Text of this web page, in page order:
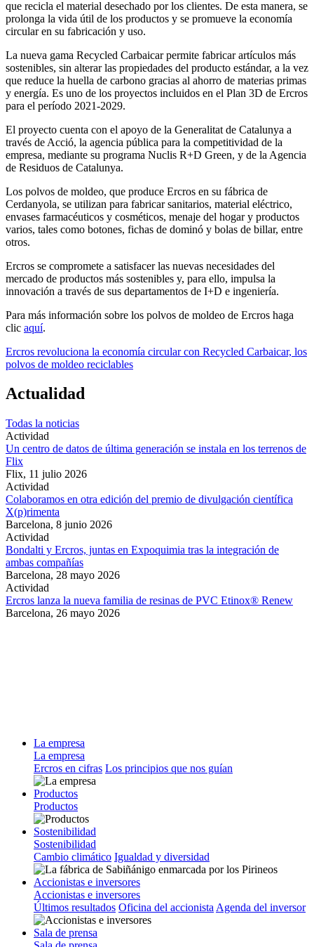
que recicla el material desechado por los clientes. De esta manera, se
prolonga la vida útil de los productos y se promueve la economía
circular en su fabricación y uso.
La nueva gama Recycled Carbaicar permite fabricar artículos más
sostenibles, sin alterar las propiedades del producto estándar, a la vez
que reduce la huella de carbono gracias al ahorro de materias primas
y energía. Es uno de los proyectos incluidos en el Plan 3D de Ercros
para el período 2021-2029.
El proyecto cuenta con el apoyo de la Generalitat de Catalunya a
través de Acció, la agencia pública para la competitividad de la
empresa, mediante su programa Nuclis R+D Green, y de la Agencia
de Residuos de Catalunya.
Los polvos de moldeo, que produce Ercros en su fábrica de
Cerdanyola, se utilizan para fabricar sanitarios, material eléctrico,
envases farmacéuticos y cosméticos, menaje del hogar y productos
varios, tales como botones, fichas de dominó y bolas de billar, entre
otros.
Ercros se compromete a satisfacer las nuevas necesidades del
mercado de productos más sostenibles y, para ello, impulsa la
innovación a través de sus departamentos de I+D e ingeniería.
Para más información sobre los polvos de moldeo de Ercros haga
clic aquí.
Ercros revoluciona la economía circular con Recycled Carbaicar, los
polvos de moldeo reciclables
Actualidad
Todas la noticias
Actividad
Un centro de datos de última generación se instala en los terrenos de
Flix
Flix, 11 julio 2026
Actividad
Colaboramos en otra edición del premio de divulgación científica
X(p)rimenta
Barcelona, 8 junio 2026
Actividad
Bondalti y Ercros, juntas en Expoquimia tras la integración de
ambas compañías
Barcelona, 28 mayo 2026
Actividad
Ercros lanza la nueva familia de resinas de PVC Etinox® Renew
Barcelona, 26 mayo 2026
La empresa
La empresa
Ercros en cifras Los principios que nos guían
Productos
Productos
Sostenibilidad
Sostenibilidad
Cambio climático Igualdad y diversidad
Accionistas e inversores
Accionistas e inversores
Últimos resultados Oficina del accionista Agenda del inversor
Sala de prensa